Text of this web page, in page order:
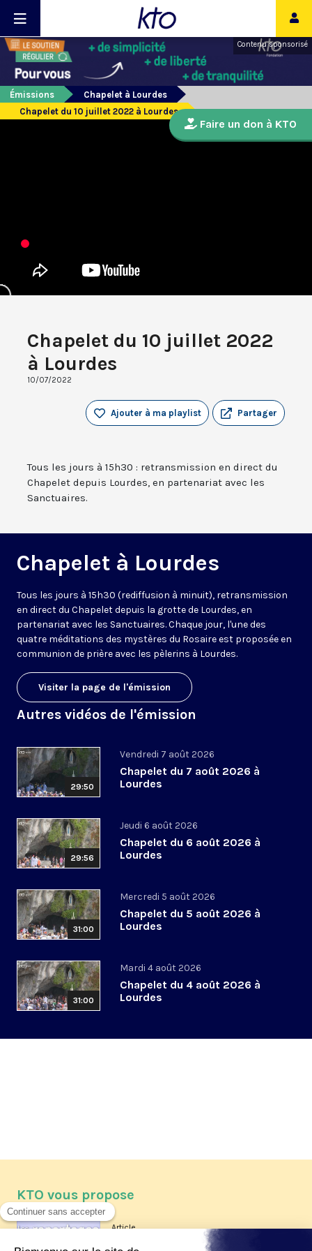
Contenu sponsorisé
Émissions
Chapelet à Lourdes
Chapelet du 10 juillet 2022 à Lourdes
Chapelet du 10 juillet 2022
à Lourdes
10/07/2022
Partager
Ajouter à ma playlist
Tous les jours à 15h30 : retransmission en direct du
Chapelet depuis Lourdes, en partenariat avec les
Sanctuaires.
Chapelet à Lourdes
Tous les jours à 15h30 (rediffusion à minuit), retransmission
en direct du Chapelet depuis la grotte de Lourdes, en
partenariat avec les Sanctuaires. Chaque jour, l'une des
quatre méditations des mystères du Rosaire est proposée en
communion de prière avec les pèlerins à Lourdes.
Visiter la page de l'émission
Autres vidéos de l'émission
29:50
Vendredi 7 août 2026
Chapelet du 7 août 2026 à
Lourdes
29:56
Jeudi 6 août 2026
Chapelet du 6 août 2026 à
Lourdes
31:00
Mercredi 5 août 2026
Chapelet du 5 août 2026 à
Lourdes
31:00
Mardi 4 août 2026
Chapelet du 4 août 2026 à
Lourdes
Faire un don à KTO
KTO vous propose
Article
Les reportages d'été 2026 de KTO